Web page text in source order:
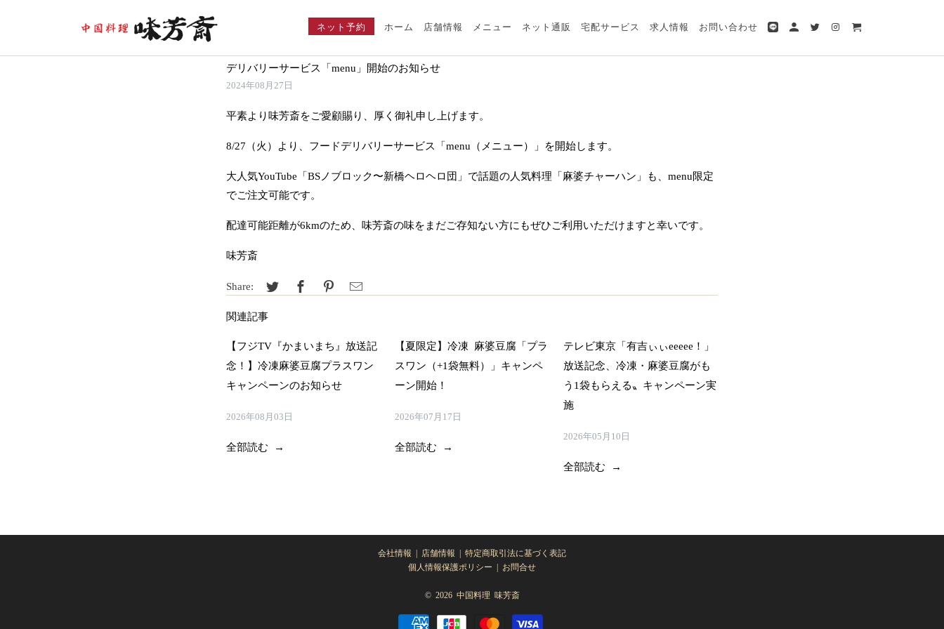
デリバリーサービス「menu」開始のお知らせ
2024年08月27日
平素より味芳斎をご愛顧賜り、厚く御礼申し上げます。
8/27（火）より、フードデリバリーサービス「menu（メニュー）」を開始します。
大人気YouTube「BSノブロック〜新橋ヘロヘロ団」で話題の人気料理「麻婆チャーハン」も、 menu限定
でご注文可能です。
配達可能距離が6kmのため、味芳斎の味をまだご存知ない方にもぜひご利用いただけますと幸いです。
味芳斎
Share:
関連記事
【フジTV『かまいまち』放送記
念！】冷凍麻婆豆腐プラスワン
キャンペーンのお知らせ
2026年08月03日
全部読む →
【夏限定】冷凍 麻婆豆腐「プラ
スワン（+1袋無料）」キャンペ
ーン開始！
2026年07月17日
全部読む →
テレビ東京「有吉ぃぃeeeee！」
放送記念、冷凍・麻婆豆腐がも
う1袋もらえる〟キャンペーン実
施
2026年05月10日
全部読む →
会社情報 | 店舗情報 | 特定商取引法に基づく表記
個人情報保護ポリシー | お問合せ
© 2026 中国料理 味芳斎
ネット予約 ホーム 店舗情報 メニュー ネット通販 宅配サービス 求人情報 お問い合わせ